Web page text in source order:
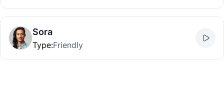
Sora
Type:Friendly